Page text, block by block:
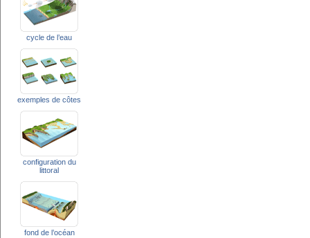
cycle de l’eau
exemples de côtes
configuration du
littoral
fond de l’océan